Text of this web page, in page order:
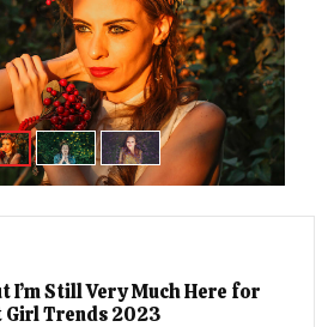
I’m Still Very Much Here for
Girl Trends 2023